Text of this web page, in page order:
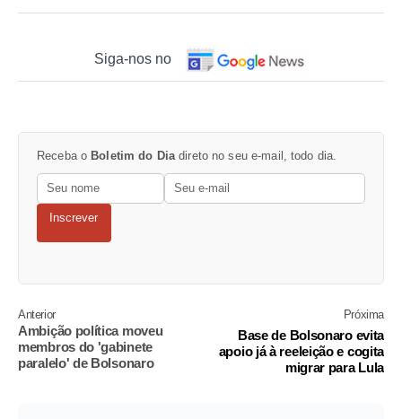
Siga-nos no
Receba o Boletim do Diadireto no seu e-mail, todo dia.
Inscrever
Anterior
Ambição política moveu
membros do 'gabinete
paralelo' de Bolsonaro
Próxima
Base de Bolsonaro evita
apoio já à reeleição e cogita
migrar para Lula